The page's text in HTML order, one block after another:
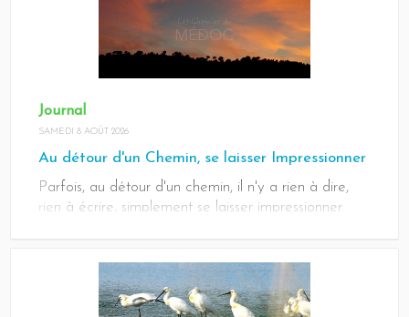
Journal
SAMEDI 8 AOÛT 2026
Au détour d'un Chemin, se laisser Impressionner
Parfois, au détour d'un chemin, il n'y a rien à dire,
rien à écrire, simplement se laisser impressionner.